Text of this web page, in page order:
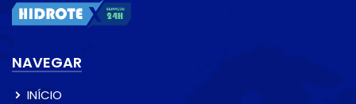
NAVEGAR
INÍCIO